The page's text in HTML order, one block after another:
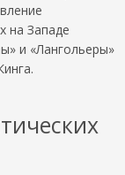
на Западе
и «Лангольеры»